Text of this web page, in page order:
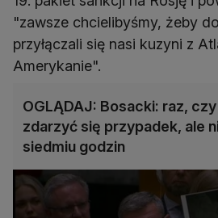
"zawsze chcielibyśmy, żeby
przyłączali się nasi kuzyni z
Amerykanie".
OGLĄDAJ: Bosacki: raz,
zdarzyć się przypadek, ale
siedmiu godzin